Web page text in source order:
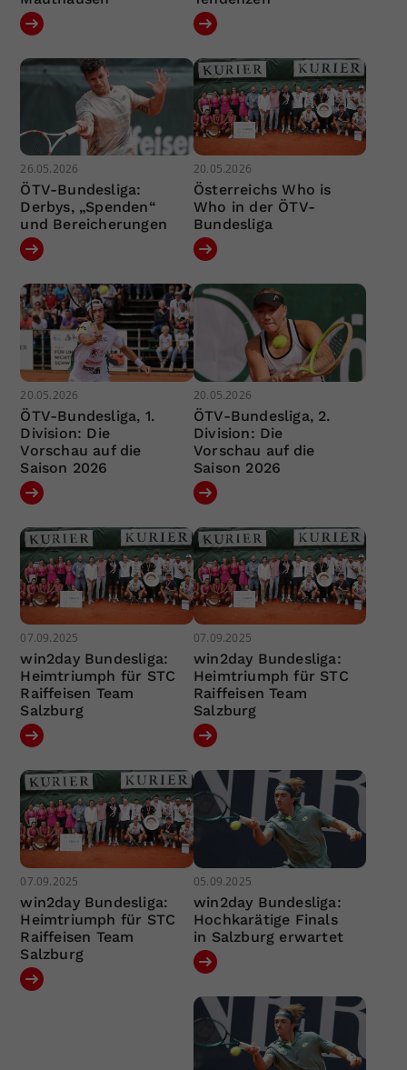
26.05.2026
ÖTV-Bundesliga:
Derbys, „Spenden“
und Bereicherungen
20.05.2026
Österreichs Who is
Who in der ÖTV-
Bundesliga
20.05.2026
ÖTV-Bundesliga, 1.
Division: Die
Vorschau auf die
Saison 2026
20.05.2026
ÖTV-Bundesliga, 2.
Division: Die
Vorschau auf die
Saison 2026
07.09.2025
win2day Bundesliga:
Heimtriumph für STC
Raiffeisen Team
Salzburg
07.09.2025
win2day Bundesliga:
Heimtriumph für STC
Raiffeisen Team
Salzburg
07.09.2025
win2day Bundesliga:
Heimtriumph für STC
Raiffeisen Team
Salzburg
05.09.2025
win2day Bundesliga:
Hochkarätige Finals
in Salzburg erwartet